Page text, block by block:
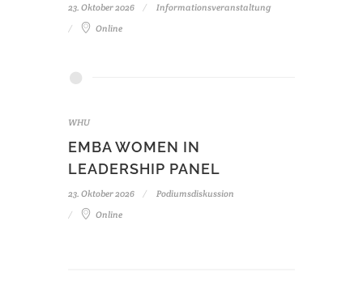
23. Oktober 2026
Informationsveranstaltung
Online
WHU
EMBA WOMEN IN
LEADERSHIP PANEL
23. Oktober 2026
Podiumsdiskussion
Online